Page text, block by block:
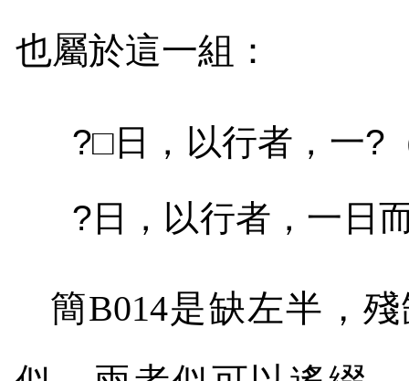
也屬於這一組：
?□日，以行者，一?
? 日，以行者，一日
簡B014是缺左半，